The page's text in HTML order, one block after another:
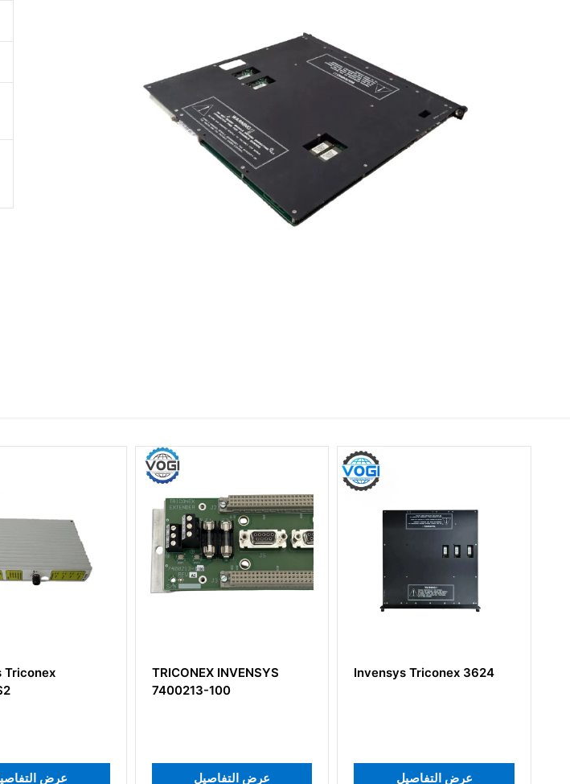
TRICONEX INVENSYS
عرض التفاصيل
Invensys Triconex 3624
عرض التفاصيل
Invensys Triconex 3636T
عرض التفاصيل